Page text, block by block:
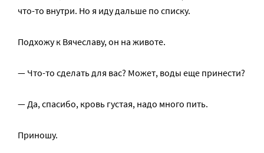
что-то внутри. Но я иду дальше по списку.
Подхожу к Вячеславу, он на животе.
— Что-то сделать для вас? Может, воды еще принести?
— Да, спасибо, кровь густая, надо много пить.
Приношу.